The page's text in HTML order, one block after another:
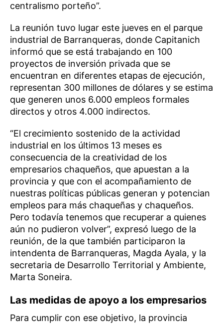
centralismo porteño”.
La reunión tuvo lugar este jueves en el parque
industrial de Barranqueras, donde Capitanich
informó que se está trabajando en 100
proyectos de inversión privada que se
encuentran en diferentes etapas de ejecución,
representan 300 millones de dólares y se estima
que generen unos 6.000 empleos formales
directos y otros 4.000 indirectos.
“El crecimiento sostenido de la actividad
industrial en los últimos 13 meses es
consecuencia de la creatividad de los
empresarios chaqueños, que apuestan a la
provincia y que con el acompañamiento de
nuestras políticas públicas generan y potencian
empleos para más chaqueñas y chaqueños.
Pero todavía tenemos que recuperar a quienes
aún no pudieron volver”, expresó luego de la
reunión, de la que también participaron la
intendenta de Barranqueras, Magda Ayala, y la
secretaria de Desarrollo Territorial y Ambiente,
Marta Soneira.
Las medidas de apoyo a los empresarios
Para cumplir con ese objetivo, la provincia